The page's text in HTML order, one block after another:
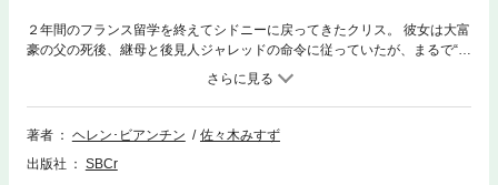
２年間のフランス留学を終えてシドニーに戻ってきたクリス。 彼女は大富
豪の父の死後、継母と後見人ジャレッドの命令に従っていたが、まるで“籠
の鳥”のような生活にウンザリしていた。 「せめて、恋愛は自分の思うよ
うにしたい!!」。 そう決意して帰国した矢先、クリスは、母親から一方的
に『結婚相手』を押し付けられてしまう!! しかも、その相手はあろうこと
か日頃からクリスが、反発心を感じていた後見人のジャレッドで!?
著者 ヘレン･ビアンチン
佐々木みすず
出版社
SBCr